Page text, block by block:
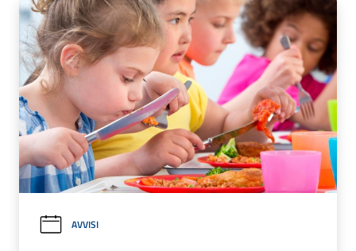
AVVISI